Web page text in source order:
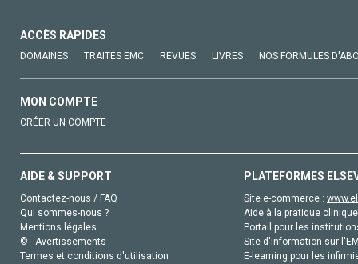
ACCÈS RAPIDES
DOMAINES TRAITÉS EMC REVUES LIVRES NOS FORMULES
MON COMPTE
CRÉER UN COMPTE
AIDE & SUPPORT
Contactez-nous / FAQ
Qui sommes-nous ?
Mentions légales
© - Avertissements
Termes et conditions d'utilisation
PLATEFORMES
Site e-commerce :
Aide à la pratique
Portail pour les
Site d'information sur
E-learning pour les